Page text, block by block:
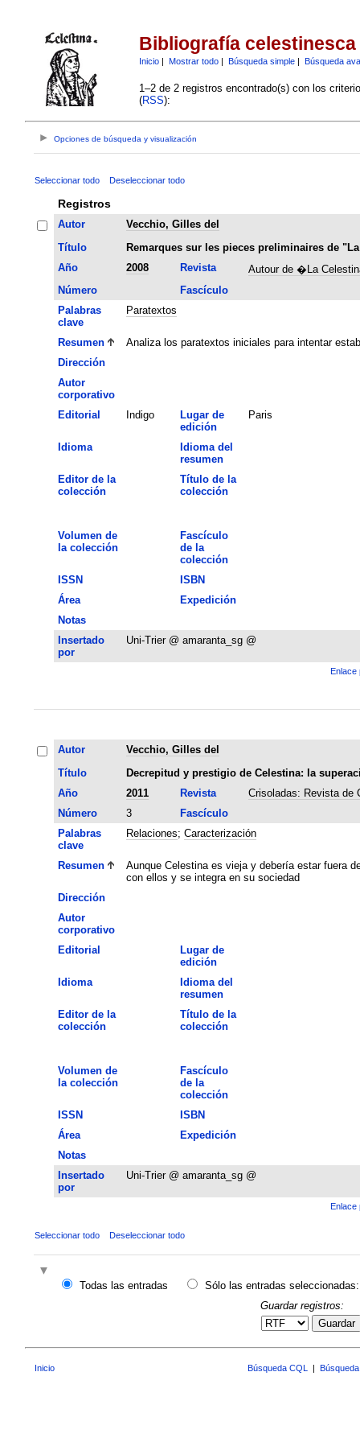
Bibliografía celestinesca
Inicio| Mostrar todo| Búsqueda simple| Búsqueda
1–2 de 2 registros encontrado(s) con los
(RSS):
Opciones de búsqueda y visualización
Seleccionar todo Deseleccionar todo
Registros
Autor
Vecchio, Gilles del
Título
Remarques sur les pieces preliminaires de
Año
2008 Revista
Autour de �La
Número
Fascículo
Palabras
clave
Paratextos
Resumen
Analiza los paratextos iniciales para intentar
Dirección
Autor
corporativo
Editorial
Indigo
Lugar de
edición
Paris
Idioma
Idioma del
resumen
Editor de la
colección
Título de la
colección
Volumen de
la colección
Fascículo
de la
colección
ISSN
ISBN
Área
Expedición
Notas
Insertado
por
Uni-Trier @ amaranta_sg @
Enlace
Autor
Vecchio, Gilles del
Título
Decrepitud y prestigio de Celestina: la
Año
2011 Revista
Crisoladas: Revista de
Número
3
Fascículo
Palabras
clave
Relaciones; Caracterización
Resumen
Aunque Celestina es vieja y debería estar fuera
con ellos y se integra en su sociedad
Dirección
Autor
corporativo
Editorial
Lugar de
edición
Idioma
Idioma del
resumen
Editor de la
colección
Título de la
colección
Volumen de
la colección
Fascículo
de la
colección
ISSN
ISBN
Área
Expedición
Notas
Insertado
por
Uni-Trier @ amaranta_sg @
Enlace
Seleccionar todo Deseleccionar todo
Todas las entradas
Sólo las entradas seleccionadas:
Guardar registros:
Guardar
Inicio Búsqueda CQL